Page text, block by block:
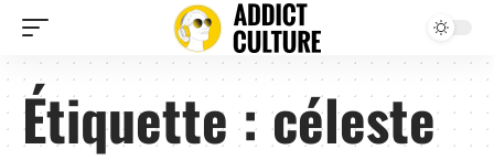
Étiquette :céleste